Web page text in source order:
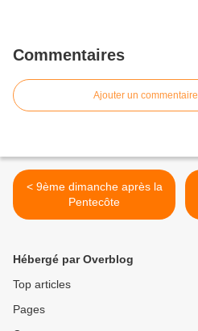
Commentaires
Ajouter un commentaire
< 9ème dimanche après la
Pentecôte
Hébergé par Overblog
Top articles
Pages